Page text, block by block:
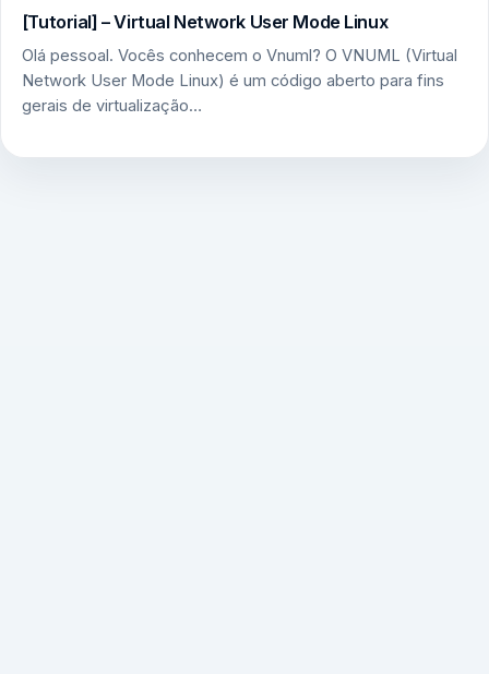
[Tutorial] – Virtual Network User Mode Linux
Olá pessoal. Vocês conhecem o Vnuml? O VNUML (Virtual
Network User Mode Linux) é um código aberto para fins
gerais de virtualização…